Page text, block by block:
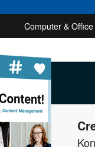
Computer & Office